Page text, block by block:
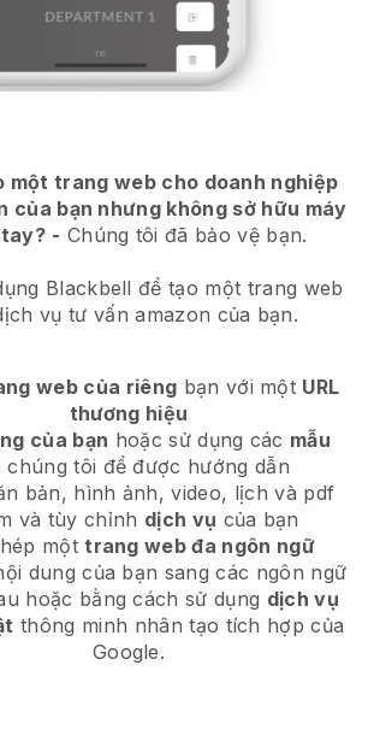
một trang web cho doanh nghiệp
của bạn nhưng không sở hữu máy
- Chúng tôi đã bảo vệ bạn.
Blackbell để tạo một trang web
vụ tư vấn amazon của bạn.
web của riêng bạn với một URL
thương hiệu
của bạn hoặc sử dụng các mẫu
chúng tôi để được hướng dẫn
bản, hình ảnh, video, lịch và pdf
và tùy chỉnh dịch vụ của bạn
mộttrang web đa ngôn ngữ
dung của bạn sang các ngôn ngữ
hoặc bằng cách sử dụng dịch vụ
thông minh nhân tạo tích hợp của
Google.